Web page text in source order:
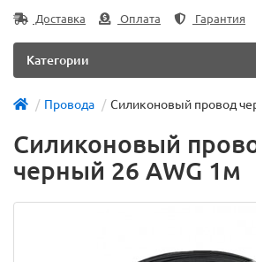
Доставка Оплата Гарантия
Категории
Провода Силиконовый провод
Силиконовый
черный 26 AWG 1м